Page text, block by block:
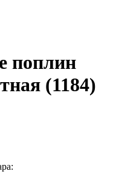
поплин
(1184)